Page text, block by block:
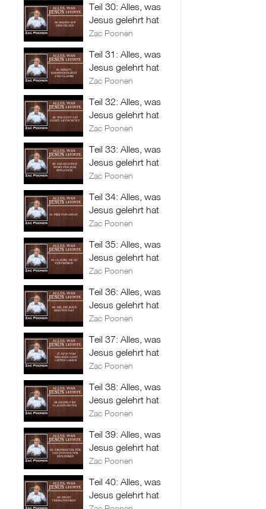
Teil 30: Alles, was
Jesus gelehrt hat
Zac Poonen
Teil 31: Alles, was
Jesus gelehrt hat
Zac Poonen
Teil 32: Alles, was
Jesus gelehrt hat
Zac Poonen
Teil 33: Alles, was
Jesus gelehrt hat
Zac Poonen
Teil 34: Alles, was
Jesus gelehrt hat
Zac Poonen
Teil 35: Alles, was
Jesus gelehrt hat
Zac Poonen
Teil 36: Alles, was
Jesus gelehrt hat
Zac Poonen
Teil 37: Alles, was
Jesus gelehrt hat
Zac Poonen
Teil 38: Alles, was
Jesus gelehrt hat
Zac Poonen
Teil 39: Alles, was
Jesus gelehrt hat
Zac Poonen
Teil 40: Alles, was
Jesus gelehrt hat